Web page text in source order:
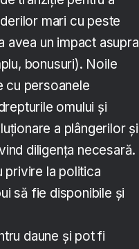
mari cu peste
avea un impact asupra
bonusuri). Noile
cu persoanele
omului și
a plângerilor și
diligența necesară.
privire la politica
să fie disponibile și
daune și pot fi